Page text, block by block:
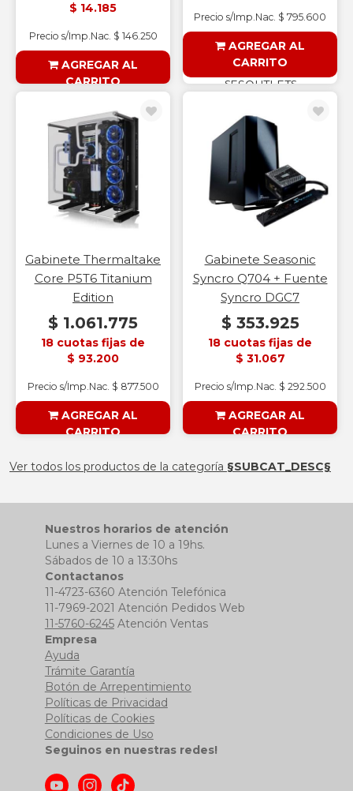
$ 14.185
Precio s/Imp.Nac. $ 146.250
AGREGAR AL
CARRITO
Precio s/Imp.Nac. $ 795.600
AGREGAR AL
CARRITO
§ESOUTLET§
Gabinete Thermaltake
Core P5T6 Titanium
Edition
$ 1.061.775
18 cuotas fijas de
$ 93.200
Precio s/Imp.Nac. $ 877.500
AGREGAR AL
CARRITO
Gabinete Seasonic
Syncro Q704 + Fuente
Syncro DGC7
$ 353.925
18 cuotas fijas de
$ 31.067
Precio s/Imp.Nac. $ 292.500
AGREGAR AL
CARRITO
Ver todos los productos de la categoría §SUBCAT_DESC§
Nuestros horarios de atención
Lunes a Viernes de 10 a 19hs.
Sábados de 10 a 13:30hs
Contactanos
11-4723-6360 Atención Telefónica
11-7969-2021 Atención Pedidos Web
11-5760-6245Atención Ventas
Empresa
Ayuda
Trámite Garantía
Botón de Arrepentimiento
Políticas de Privacidad
Políticas de Cookies
Condiciones de Uso
Seguinos en nuestras redes!